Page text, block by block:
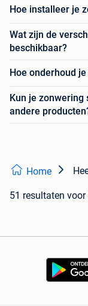
Hoe installeer je
Wat zijn de
beschikbaar?
Hoe onderhoud
Kun je
andere
Home
51 resultaten voor